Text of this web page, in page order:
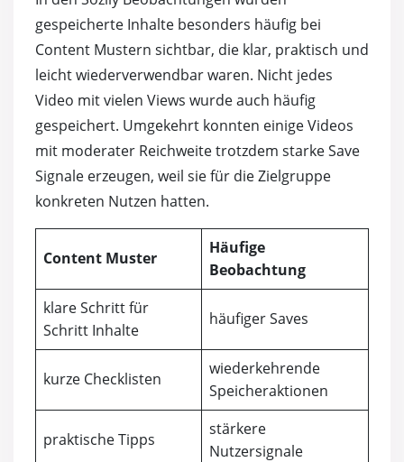
gespeicherte Inhalte besonders häufig bei
Content Mustern sichtbar, die klar, praktisch und
leicht wiederverwendbar waren. Nicht jedes
Video mit vielen Views wurde auch häufig
gespeichert. Umgekehrt konnten einige Videos
mit moderater Reichweite trotzdem starke Save
Signale erzeugen, weil sie für die Zielgruppe
konkreten Nutzen hatten.
Content Muster
Häufige
Beobachtung
klare Schritt für
Schritt Inhalte
häufiger Saves
kurze Checklisten
wiederkehrende
Speicheraktionen
praktische Tipps
stärkere
Nutzersignale